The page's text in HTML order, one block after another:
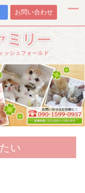
お問い合わせ
い